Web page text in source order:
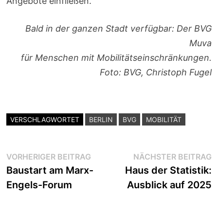
Bald in der ganzen Stadt verfügbar: Der BVG
Muva
für Menschen mit Mobilitätseinschränkungen.
Foto: BVG, Christoph Fugel
VERSCHLAGWORTET BERLIN BVG MOBILITÄT
Beitragsnavigation
VORHERIGER BEITRAGVorheriger
Beitrag:
Baustart am Marx-
Engels-Forum
NÄCHSTER BEITRAG
Haus der Statistik:
Ausblick auf 2025